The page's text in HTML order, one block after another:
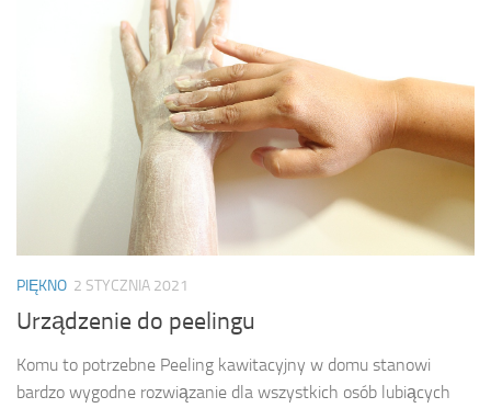
PIĘKNO 2 STYCZNIA 2021
Urządzenie do peelingu
Komu to potrzebne Peeling kawitacyjny w domu stanowi
bardzo wygodne rozwiązanie dla wszystkich osób lubiących